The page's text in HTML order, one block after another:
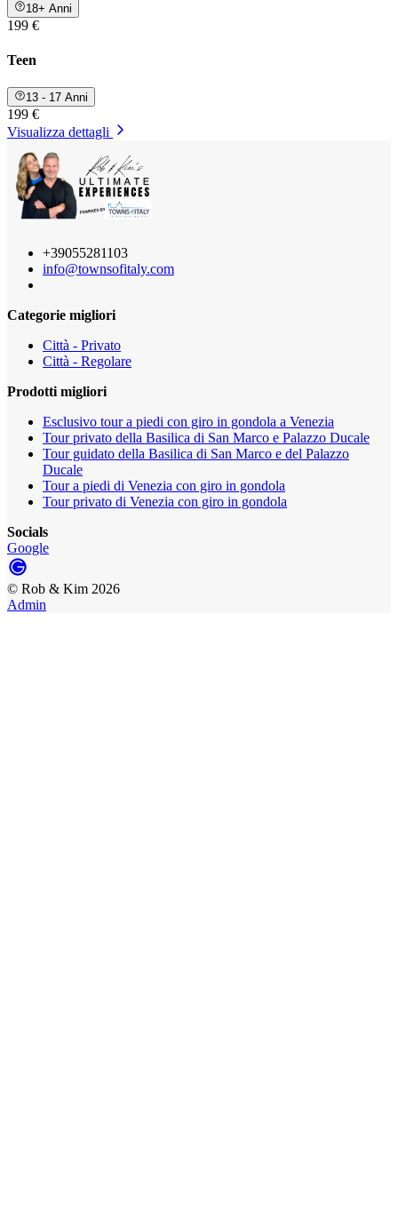
18+ Anni
199 €
Teen
13 - 17 Anni
199 €
Visualizza dettagli
+39055281103
info@townsofitaly.com
Categorie migliori
Città - Privato
Città - Regolare
Prodotti migliori
Esclusivo tour a piedi con giro in gondola a Venezia
Tour privato della Basilica di San Marco e Palazzo Ducale
Tour guidato della Basilica di San Marco e del Palazzo
Ducale
Tour a piedi di Venezia con giro in gondola
Tour privato di Venezia con giro in gondola
Socials
Google
© Rob & Kim 2026
Admin